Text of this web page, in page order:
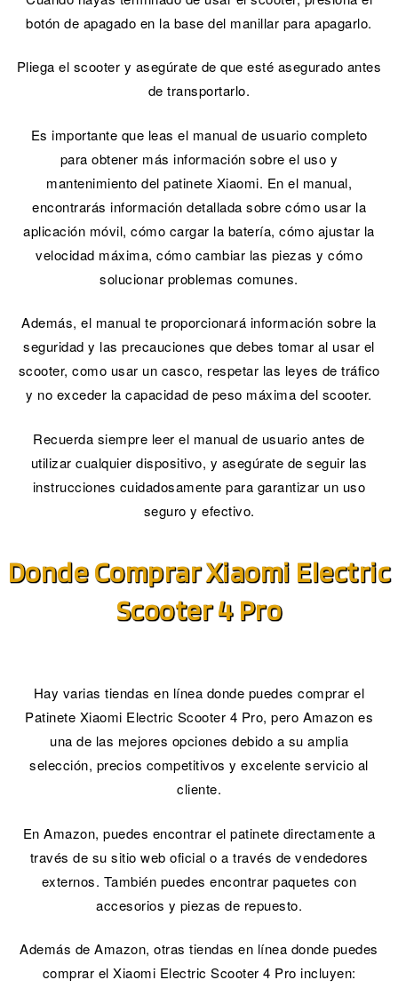
botón de apagado en la base del manillar para apagarlo.
Pliega el scooter y asegúrate de que esté asegurado antes
de transportarlo.
Es importante que leas el manual de usuario completo
para obtener más información sobre el uso y
mantenimiento del patinete Xiaomi. En el manual,
encontrarás información detallada sobre cómo usar la
aplicación móvil, cómo cargar la batería, cómo ajustar la
velocidad máxima, cómo cambiar las piezas y cómo
solucionar problemas comunes.
Además, el manual te proporcionará información sobre la
seguridad y las precauciones que debes tomar al usar el
scooter, como usar un casco, respetar las leyes de tráfico
y no exceder la capacidad de peso máxima del scooter.
Recuerda siempre leer el manual de usuario antes de
utilizar cualquier dispositivo, y asegúrate de seguir las
instrucciones cuidadosamente para garantizar un uso
seguro y efectivo.
Donde Comprar Xiaomi Electric
Scooter 4 Pro
Hay varias tiendas en línea donde puedes comprar el
Patinete Xiaomi Electric Scooter 4 Pro, pero Amazon es
una de las mejores opciones debido a su amplia
selección, precios competitivos y excelente servicio al
cliente.
En Amazon, puedes encontrar el patinete directamente a
través de su sitio web oficial o a través de vendedores
externos. También puedes encontrar paquetes con
accesorios y piezas de repuesto.
Además de Amazon, otras tiendas en línea donde puedes
comprar el Xiaomi Electric Scooter 4 Pro incluyen: